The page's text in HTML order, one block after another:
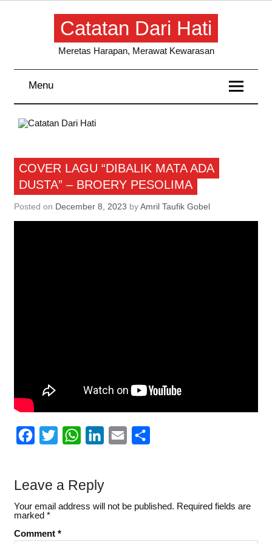
Skip
Catatan Dari Hati
Meretas Harapan, Merawat Kewarasan
Menu
Cover Lagu
COVER LAGU “DIBALIK MATA ADA
DUSTA” – BROERY PESOLIMA
Posted on December 8, 2023 byAmril Taufik Gobel
e
b
t
t
W
t
s
e
l
e
Leave a Reply
Your email address will not be published. Required fields are
marked *
Comment *